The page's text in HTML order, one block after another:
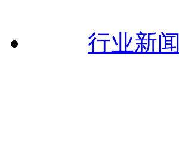
行业新闻